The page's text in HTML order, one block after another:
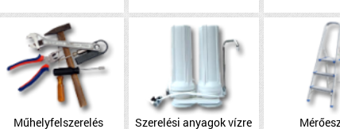
Műhelyfelszerelés
Szerelési anyagok vízre